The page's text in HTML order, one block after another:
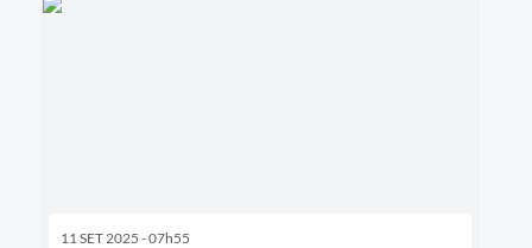
11 SET 2025 - 07h55